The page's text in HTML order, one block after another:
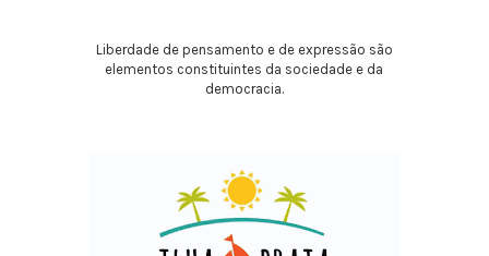
Liberdade de pensamento e de expressão são
elementos constituintes da sociedade e da
democracia.